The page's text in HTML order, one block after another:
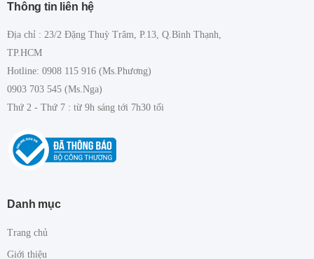
Thông tin liên hệ
Địa chỉ : 23/2 Đặng Thuỳ Trâm, P.13, Q.Bình Thạnh,
TP.HCM
Hotline: 0908 115 916 (Ms.Phương)
0903 703 545 (Ms.Nga)
Thứ 2 - Thứ 7 : từ 9h sáng tới 7h30 tối
Danh mục
Trang chủ
Giới thiệu